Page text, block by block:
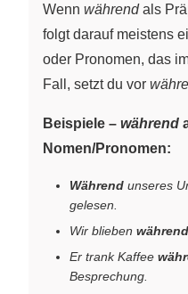
Wenn währendals
folgt darauf meistens
oder Pronomen, das
Fall, setzt du vor
Beispiele – während
Nomen/Pronomen:
Während unseres
gelesen.
Wir blieben während
Er trank Kaffee
Besprechung.